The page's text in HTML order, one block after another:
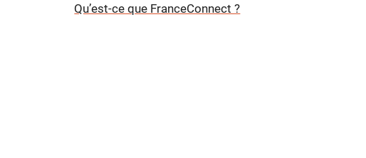
Qu’est-ce que FranceConnect ?